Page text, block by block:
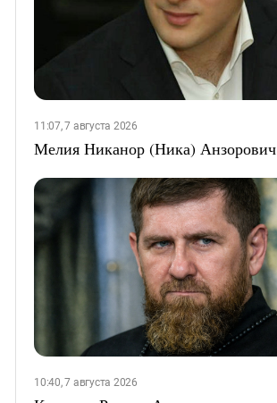
11:07, 7 августа 2026
Мелия Никанор (Ника) Анзорович
10:40, 7 августа 2026